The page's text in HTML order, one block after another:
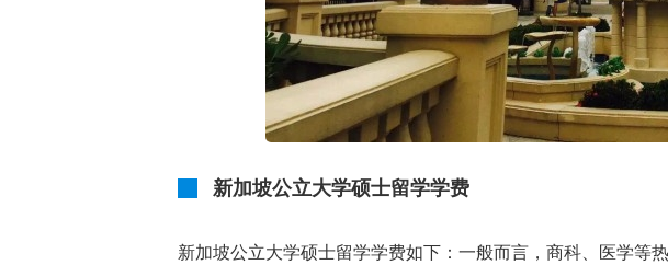
新加坡公立大学硕士留学学费
新加坡公立大学硕士留学学费如下：一般而言，商科、医学等